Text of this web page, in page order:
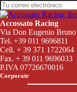
Accossato Racing
Via Don Eugenio
Tel. +39 011 9696811
Cell. + 39 371 1722064
Fax. + 39 011 9696033
P.IVA 07726670016
Corporate